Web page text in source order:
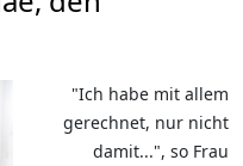
"Ich habe mit allem
gerechnet, nur nicht
damit...", so Frau